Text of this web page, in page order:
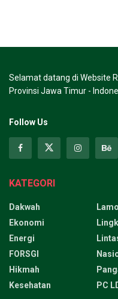
Selamat datang di Website
Provinsi Jawa Timur -
Follow Us
KATEGORI
Dakwah
Ekonomi
Energi
FORSGI
Hikmah
Kesehatan
PC